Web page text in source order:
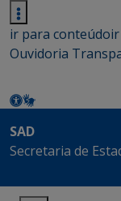
ir para conteúdo
Ouvidoria
SAD
Secretaria de